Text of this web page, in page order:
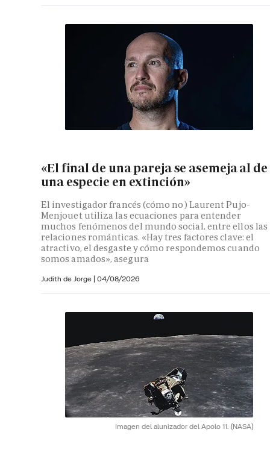
«El final de una pareja se asemeja al de
una especie en extinción»
El investigador francés (cómo no) Laurent Pujo-
Menjouet utiliza las ecuaciones para entender
muchos fenómenos del mundo social, entre ellos las
relaciones románticas. «Hay tres factores clave: el
atractivo, el desgaste y cómo respondemos cuando
somos amados», asegura
Judith de Jorge | 04/08/2026
Imagen del alunizador del Apolo 11. (NASA)